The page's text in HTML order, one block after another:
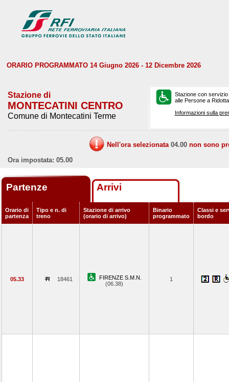
ORARIO PROGRAMMATO 14 Giugno 2026 - 12 Dicembre 2026
Stazione di
MONTECATINI CENTRO
Comune di Montecatini Terme
Stazione con
alle Persone a
Informazioni sulla
Nell'ora selezionata 04.00 non sono
Ora impostata: 05.00
Partenze Arrivi
Orario di
partenza
Tipo e n. di
treno
Stazione di arrivo
(orario di arrivo)
Binario
programmato
Classi e
bordo
05.33 18461
FIRENZE S.M.N.
(06.38)
1